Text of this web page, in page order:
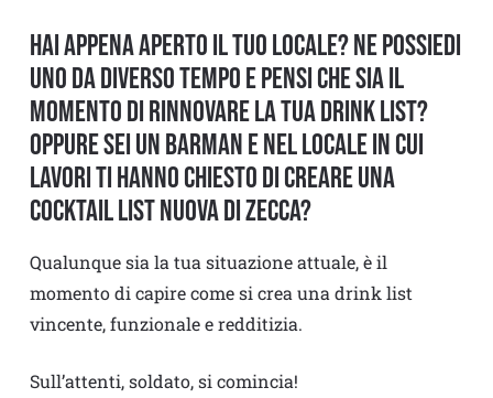
Hai appena aperto il tuo locale? Ne possiedi
uno da diverso tempo e pensi che sia il
momento di rinnovare la tua drink list?
Oppure sei un barman e nel locale in cui
lavori ti hanno chiesto di creare una
cocktail list nuova di zecca?
Qualunque sia la tua situazione attuale, è il
momento di capire come si crea una drink list
vincente, funzionale e redditizia.
Sull’attenti, soldato, si comincia!